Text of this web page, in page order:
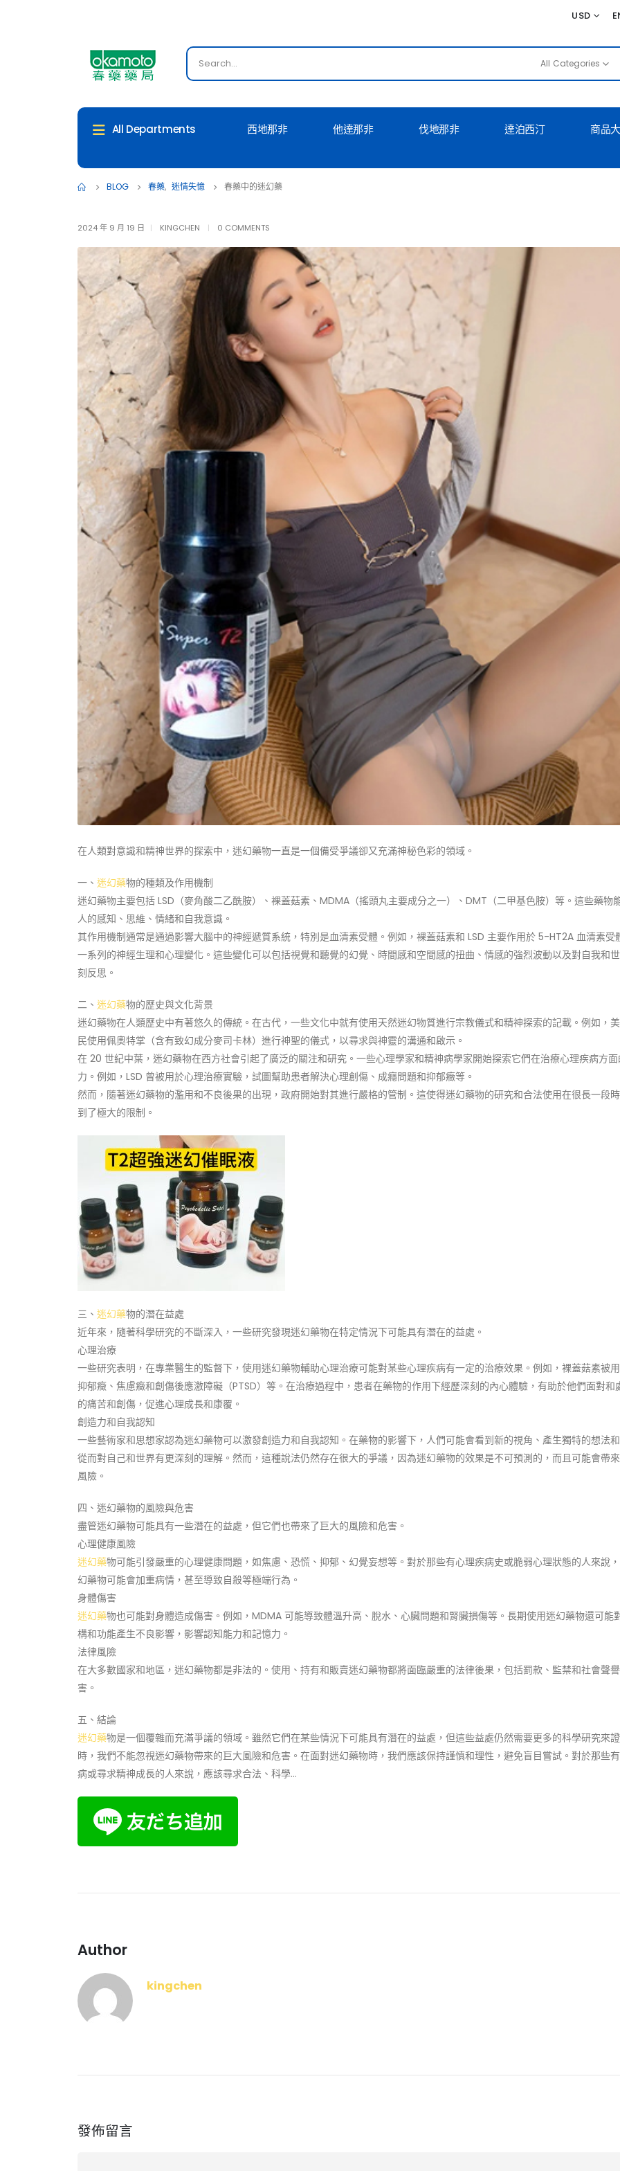
USD
All Categories
All Departments 西地那非 他達那非 伐地那非 達泊西汀 商品
BLOG 春藥, 迷情失憶 春藥中的迷幻藥
2024 年 9 月 19 日 KINGCHEN 0 COMMENTS
在人類對意識和精神世界的探索中，迷幻藥物一直是一個備受爭議卻又充滿神秘色彩的領域。
一、 迷幻藥物的種類及作用機制
迷幻藥物主要包括 LSD（麥角酸二乙酰胺）、裸蓋菇素、MDMA（搖頭丸主要成分之一）、DMT（二甲基色胺）等。這些藥物
人的感知、思維、情緒和自我意識。
其作用機制通常是通過影響大腦中的神經遞質系統，特別是血清素受體。例如，裸蓋菇素和 LSD 主要作用於 5-HT2A 血清素受
一系列的神經生理和心理變化。這些變化可以包括視覺和聽覺的幻覺、時間感和空間感的扭曲、情感的強烈波動以及對自我和
刻反思。
二、 迷幻藥物的歷史與文化背景
迷幻藥物在人類歷史中有著悠久的傳統。在古代，一些文化中就有使用天然迷幻物質進行宗教儀式和精神探索的記載。例如，
民使用佩奧特掌（含有致幻成分麥司卡林）進行神聖的儀式，以尋求與神靈的溝通和啟示。
在 20 世紀中葉，迷幻藥物在西方社會引起了廣泛的關注和研究。一些心理學家和精神病學家開始探索它們在治療心理疾病方
力。例如，LSD 曾被用於心理治療實驗，試圖幫助患者解決心理創傷、成癮問題和抑郁癥等。
然而，隨著迷幻藥物的濫用和不良後果的出現，政府開始對其進行嚴格的管制。這使得迷幻藥物的研究和合法使用在很長一段
到了極大的限制。
三、 迷幻藥物的潛在益處
近年來，隨著科學研究的不斷深入，一些研究發現迷幻藥物在特定情況下可能具有潛在的益處。
心理治療
一些研究表明，在專業醫生的監督下，使用迷幻藥物輔助心理治療可能對某些心理疾病有一定的治療效果。例如，裸蓋菇素被
抑郁癥、焦慮癥和創傷後應激障礙（PTSD）等。在治療過程中，患者在藥物的作用下經歷深刻的內心體驗，有助於他們面對和
的痛苦和創傷，促進心理成長和康覆。
創造力和自我認知
一些藝術家和思想家認為迷幻藥物可以激發創造力和自我認知。在藥物的影響下，人們可能會看到新的視角、產生獨特的想法
從而對自己和世界有更深刻的理解。然而，這種說法仍然存在很大的爭議，因為迷幻藥物的效果是不可預測的，而且可能會帶
風險。
四、迷幻藥物的風險與危害
盡管迷幻藥物可能具有一些潛在的益處，但它們也帶來了巨大的風險和危害。
心理健康風險
迷幻藥物可能引發嚴重的心理健康問題，如焦慮、恐慌、抑郁、幻覺妄想等。對於那些有心理疾病史或脆弱心理狀態的人來說
幻藥物可能會加重病情，甚至導致自殺等極端行為。
身體傷害
迷幻藥物也可能對身體造成傷害。例如，MDMA 可能導致體溫升高、脫水、心臟問題和腎臟損傷等。長期使用迷幻藥物還可能
構和功能產生不良影響，影響認知能力和記憶力。
法律風險
在大多數國家和地區，迷幻藥物都是非法的。使用、持有和販賣迷幻藥物都將面臨嚴重的法律後果，包括罰款、監禁和社會聲
害。
五、結論
迷幻藥物是一個覆雜而充滿爭議的領域。雖然它們在某些情況下可能具有潛在的益處，但這些益處仍然需要更多的科學研究來
時，我們不能忽視迷幻藥物帶來的巨大風險和危害。在面對迷幻藥物時，我們應該保持謹慎和理性，避免盲目嘗試。對於那些
病或尋求精神成長的人來說，應該尋求合法、科學…
Author
kingchen
發佈留言